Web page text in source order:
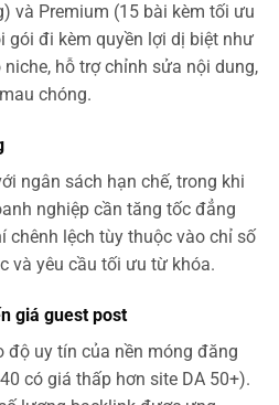
và Premium (15 bài kèm tối ưu
gói đi kèm quyền lợi dị biệt như
hỗ trợ chỉnh sửa nội dung,
chóng.
ngân sách hạn chế, trong khi
nghiệp cần tăng tốc đẳng
chênh lệch tùy thuộc vào chỉ số
và yêu cầu tối ưu từ khóa.
giá guest post
độ uy tín của nền móng đăng
có giá thấp hơn site DA 50+).